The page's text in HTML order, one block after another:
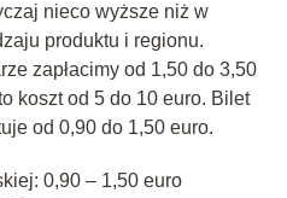
nieco wyższe niż w
produktu i regionu.
zapłacimy od 1,50 do 3,50
koszt od 5 do 10 euro. Bilet
od 0,90 do 1,50 euro.
0,90 – 1,50 euro